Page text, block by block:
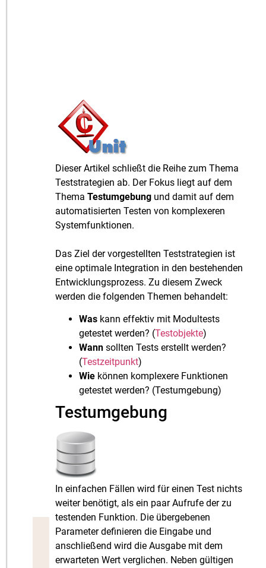
Dieser Artikel schließt die Reihe zum Thema
Teststrategien ab. Der Fokus liegt auf dem
ThemaTestumgebung und damit auf dem
automatisierten Testen von komplexeren
Systemfunktionen.
Das Ziel der vorgestellten Teststrategien ist
eine optimale Integration in den bestehenden
Entwicklungsprozess. Zu diesem Zweck
werden die folgenden Themen behandelt:
Was kann effektiv mit Modultests
getestet werden? (Testobjekte)
Wann sollten Tests erstellt werden?
(Testzeitpunkt)
Wie können komplexere Funktionen
getestet werden? (Testumgebung)
Testumgebung
In einfachen Fällen wird für einen Test nichts
weiter benötigt, als ein paar Aufrufe der zu
testenden Funktion. Die übergebenen
Parameter definieren die Eingabe und
anschließend wird die Ausgabe mit dem
erwarteten Wert verglichen. Neben gültigen